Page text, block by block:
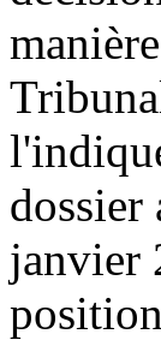
dossier
janvier